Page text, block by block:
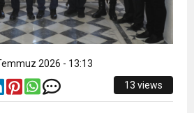
2026 - 13:13
13 views